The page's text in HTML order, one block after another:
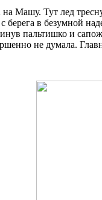
Машу. Тут лед
берега в безумной
пальтишко и
не думала.